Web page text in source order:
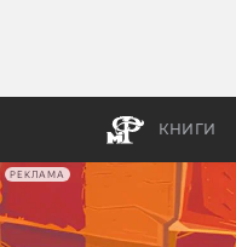
РЕКЛАМА
КНИГИ